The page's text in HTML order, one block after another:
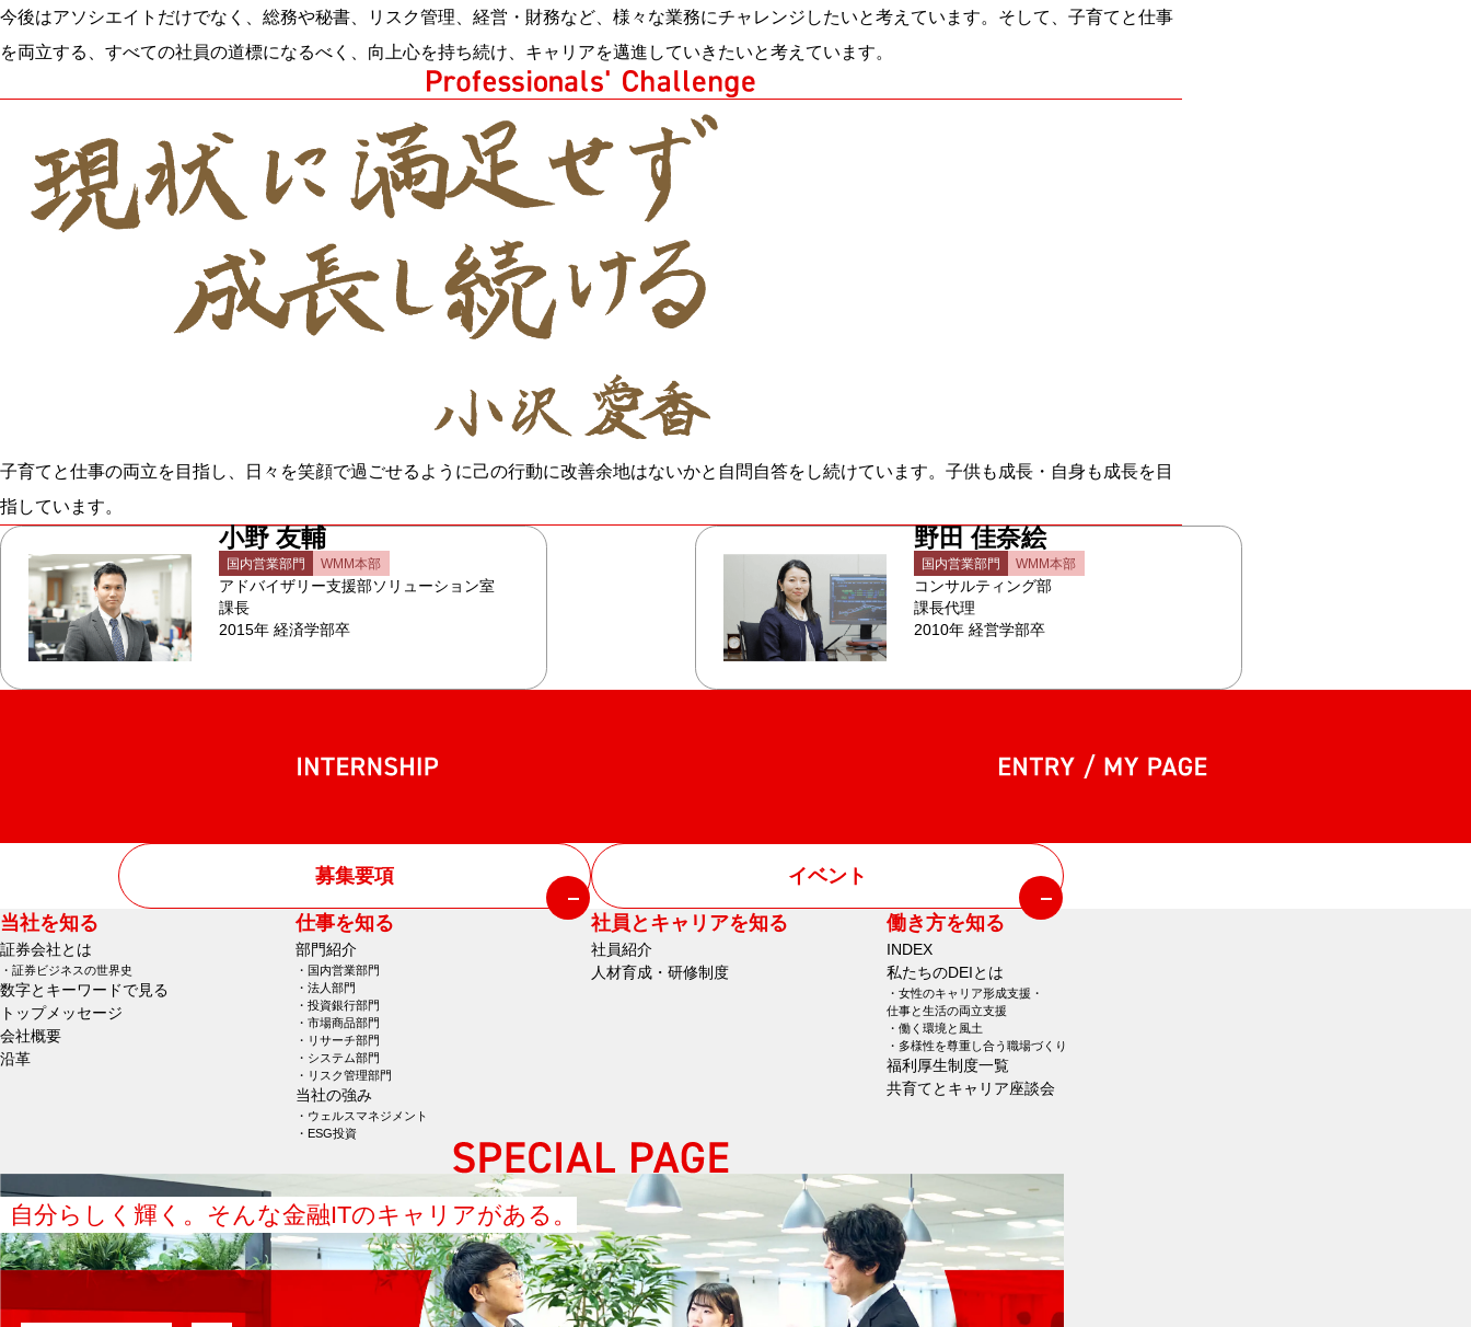
今後はアソシエイトだけでなく、総務や秘書、リスク管理、経営・財務など、様々な業務にチャレンジしたいと考えています。そして、子育てと仕事
を両立する、すべての社員の道標になるべく、向上心を持ち続け、キャリアを邁進していきたいと考えています。
子育てと仕事の両立を目指し、日々を笑顔で過ごせるように己の行動に改善余地はないかと自問自答をし続けています。子供も成長・自身も成長を目
指しています。
小野 友輔
国内営業部門 WMM本部
アドバイザリー支援部ソリューション室
課長
2015年 経済学部卒
野田 佳奈絵
国内営業部門 WMM本部
コンサルティング部
課長代理
2010年 経営学部卒
internship entry my page
募集要項 イベント
当社を知る
証券会社とは
証券ビジネスの世界史
数字とキーワードで見る
トップメッセージ
会社概要
沿革
仕事を知る
部門紹介
国内営業部門
法人部門
投資銀行部門
市場商品部門
リサーチ部門
システム部門
リスク管理部門
当社の強み
ウェルスマネジメント
ESG投資
社員とキャリアを知る
社員紹介
人材育成・研修制度
働き方を知る
INDEX
私たちのDEIとは
女性のキャリア形成支援・
仕事と生活の両立支援
働く環境と風土
多様性を尊重し合う職場づくり
福利厚生制度一覧
共育てとキャリア座談会
自分らしく輝く。 そんな金融ITのキャリアがある。